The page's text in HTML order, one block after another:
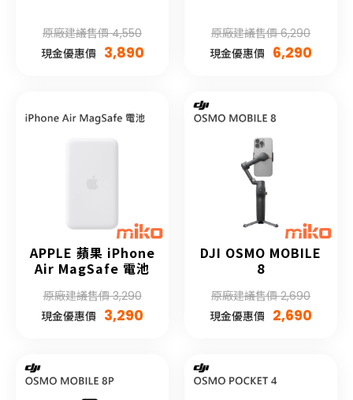
原廠建議售價 4,550
現金優惠價 3,890
原廠建議售價 6,290
現金優惠價 6,290
APPLE 蘋果 iPhone
Air MagSafe 電池
原廠建議售價 3,290
現金優惠價 3,290
DJI OSMO MOBILE
8
原廠建議售價 2,690
現金優惠價 2,690